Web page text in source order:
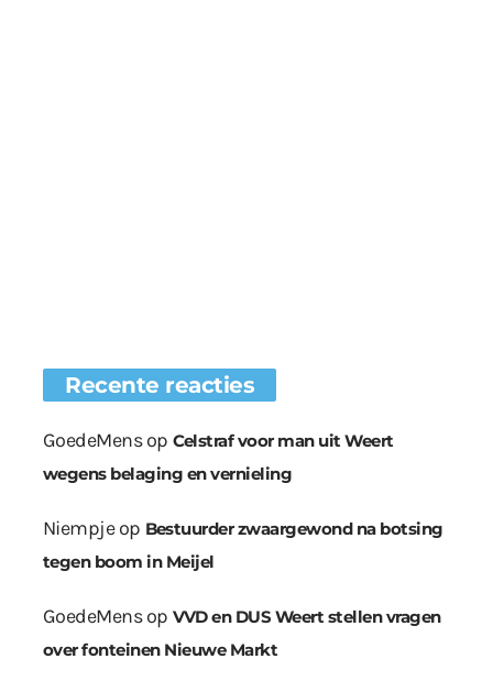
Recente reacties
GoedeMensop Celstraf voor man uit Weert
wegens belaging en vernieling
Niempjeop Bestuurder zwaargewond na botsing
tegen boom in Meijel
GoedeMensop VVD en DUS Weert stellen vragen
over fonteinen Nieuwe Markt